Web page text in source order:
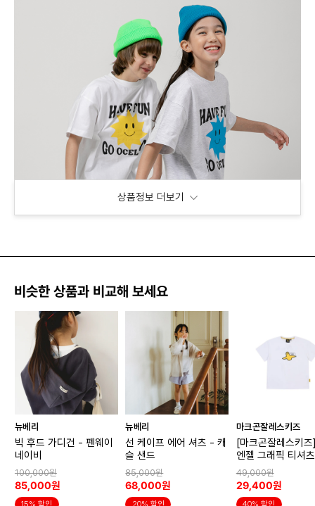
상품정보 더보기
비슷한 상품과 비교해 보세요
뉴베리
빅 후드 가디건 - 펜웨이
네이비
100,000원
85,000원
15% 할인
뉴베리
선 케이프 에어 셔츠 - 캐
슬 샌드
85,000원
68,000원
20% 할인
마크곤잘레스키즈
[마크곤잘레스키
엔젤 그래픽 티셔
화이트
49,000원
29,400원
40% 할인